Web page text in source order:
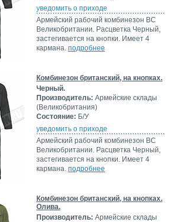
уведомить о приходе
Армейский рабочий комбинезон ВС
Великобритании. Расцветка Черный,
застегивается на кнопки. Имеет 4
кармана. подробнее
Комбинезон британский, на кнопках.
Черный.
Производитель: Армейские склады
(Великобритания)
Состояние: Б/У
уведомить о приходе
Армейский рабочий комбинезон ВС
Великобритании. Расцветка Черный,
застегивается на кнопки. Имеет 4
кармана. подробнее
Комбинезон британский, на кнопках.
Олива.
Производитель: Армейские склады